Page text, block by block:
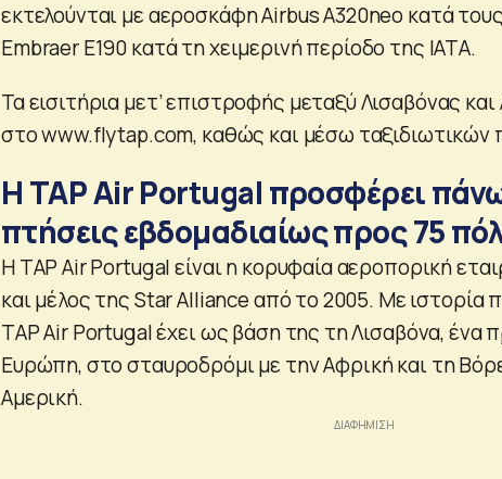
εκτελούνται με αεροσκάφη Airbus A320neo κατά
Embraer E190 κατά τη χειμερινή περίοδο της IATA.
Τα εισιτήρια μετ’ επιστροφής μεταξύ Λισαβόνας
στο www.flytap.com, καθώς και μέσω
Η TAP Air Portugal προσφέρει
πτήσεις εβδομαδιαίως προς 75
Η TAP Air Portugal είναι η κορυφαία αεροπορική
και μέλος της Star Alliance από το 2005. Με ιστορία
TAP Air Portugal έχει ως βάση της τη Λισαβόνα, ένα
Ευρώπη, στο σταυροδρόμι με την Αφρική και τη
Αμερική.